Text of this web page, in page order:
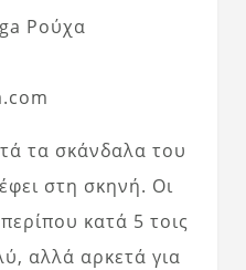
τα σκάνδαλα του
στη σκηνή. Οι
κατά 5 τοις
αλλά αρκετά για